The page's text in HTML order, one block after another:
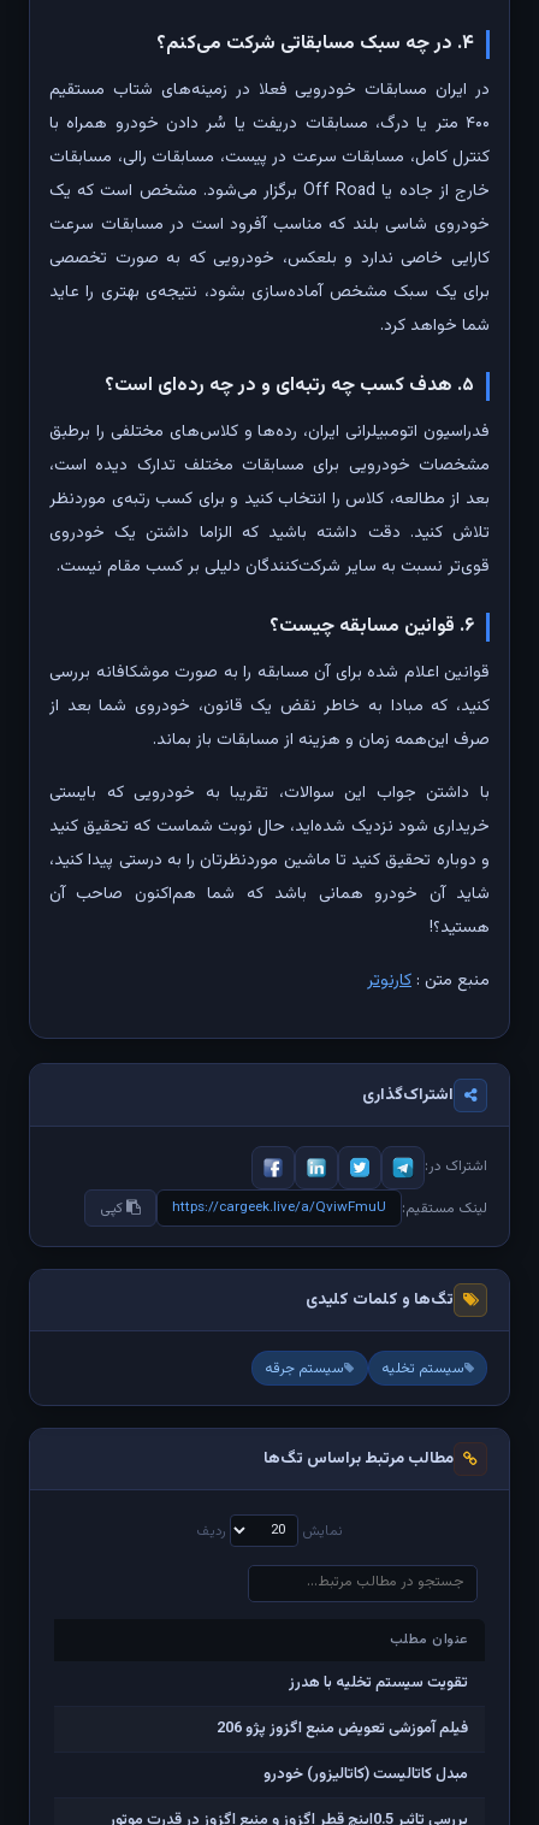
۴. در چه سبک مسابقاتی شرکت می‌کنم؟
در ایران مسابقات خودرویی فعلا در زمینه‌های شتاب مستقیم
۴۰۰ متر یا درگ، مسابقات دریفت یا سُر دادن خودرو همراه با
کنترل کامل، مسابقات سرعت در پیست، مسابقات رالی، مسابقات
خارج از جاده یا Off Road برگزار می‌شود. مشخص است که یک
خودروی شاسی بلند که مناسب آفرود است در مسابقات سرعت
کارایی خاصی ندارد و بلعکس، خودرویی که به صورت تخصصی
برای یک سبک مشخص آماده‌سازی بشود، نتیجه‌ی بهتری را عاید
شما خواهد کرد.
۵. هدف کسب چه رتبه‌ای و در چه رده‌ای است؟
فدراسیون اتومبیلرانی ایران، رده‌ها و کلاس‌های مختلفی را برطبق
مشخصات خودرویی برای مسابقات مختلف تدارک دیده است،
بعد از مطالعه، کلاس را انتخاب کنید و برای کسب رتبه‌ی موردنظر
تلاش کنید. دقت داشته باشید که الزاما داشتن یک خودروی
قوی‌تر نسبت به سایر شرکت‌کنندگان دلیلی بر کسب مقام نیست.
۶. قوانین مسابقه چیست؟
قوانین اعلام شده برای آن مسابقه را به صورت موشکافانه بررسی
کنید، که مبادا به خاطر نقض یک قانون، خودروی شما بعد از
صرف این‌همه زمان و هزینه از مسابقات باز بماند.
با داشتن جواب این سوالات، تقریبا به خودرویی که بایستی
خریداری شود نزدیک شده‌اید، حال نوبت شماست که تحقیق کنید
و دوباره تحقیق کنید تا ماشین مورد‌نظرتان را به درستی پیدا کنید،
شاید آن خودرو همانی باشد که شما هم‌اکنون صاحب آن
هستید؟!
منبع متن : کارنوتر
اشتراک‌گذاری
اشتراک در:
لینک مستقیم: https://cargeek.live/a/QviwFmuU کپی
تگ‌ها و کلمات کلیدی
سیستم تخلیه سیستم جرقه
مطالب مرتبط براساس تگ‌ها
نمایش ردیف
عنوان مطلب
عنوان مطلب
تقویت سیستم تخلیه با هدرز
فیلم آموزشی تعویض منبع اگزوز پژو 206
مبدل کاتالیست (کاتالیزور) خودرو